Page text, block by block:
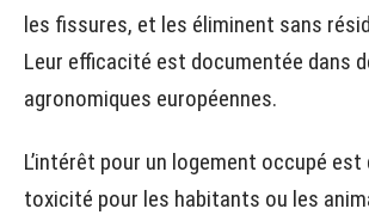
les fissures, et les éliminent sans
Leur efficacité est documentée dans
agronomiques européennes.
L’intérêt pour un logement occupé est
toxicité pour les habitants ou les